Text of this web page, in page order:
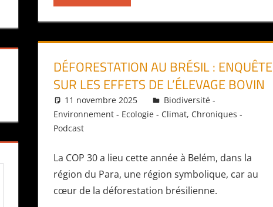
DÉFORESTATION AU BRÉSIL : ENQUÊTE
SUR LES EFFETS DE L’ÉLEVAGE BOVIN
11 novembre 2025 Daniel
Biodiversité -
Environnement - Ecologie - Climat, Chroniques -
Podcast
La COP 30 a lieu cette année à Belém, dans la
région du Para, une région symbolique, car au
cœur de la déforestation brésilienne.